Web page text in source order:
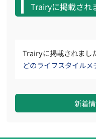
Trairyに掲載され
Trairyに掲載されまし
どのライフスタイルメ
新着